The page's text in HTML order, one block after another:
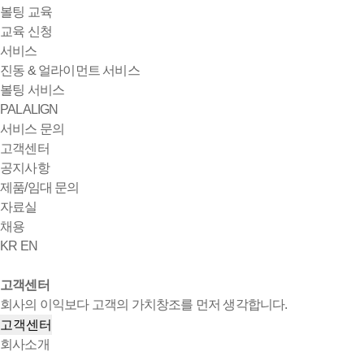
볼팅 교육
교육 신청
서비스
진동 & 얼라이먼트 서비스
볼팅 서비스
PALALIGN
서비스 문의
고객센터
공지사항
제품/임대 문의
자료실
채용
KR EN
고객센터
회사의 이익보다 고객의 가치창조를 먼저 생각합니다.
고객센터
회사소개